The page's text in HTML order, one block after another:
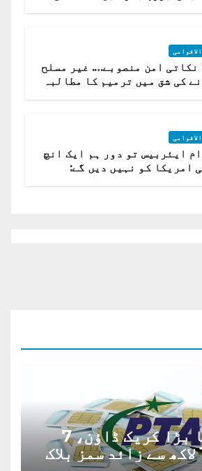
20 نکاتی امن منصوبے…. غیر مسلح
کی شق میں ترمیم کا مطالبہ
ایئربیس تو دور ہم ایک انچ
امریکا کو نہیں دیں گے:
پی ٹی اے کا بڑا کریک ڈاؤن، 7